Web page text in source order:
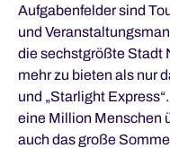
Aufgabenfelder sind
und
die sechstgrößte Stadt
mehr zu bieten als nur
und „Starlight
eine Million Menschen
auch das große